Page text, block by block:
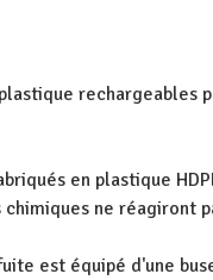
rechargeables
en plastique
ne réagiront
est équipé d'une